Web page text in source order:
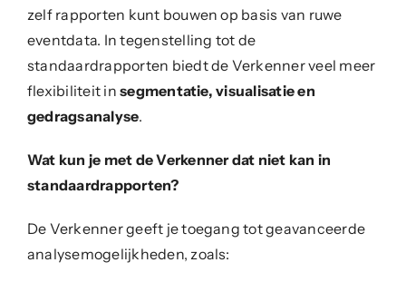
zelf rapporten kunt bouwen op basis van ruwe
eventdata. In tegenstelling tot de
standaardrapporten biedt de Verkenner veel meer
flexibiliteit insegmentatie, visualisatie en
gedragsanalyse.
Wat kun je met de Verkenner dat niet kan in
standaardrapporten?
De Verkenner geeft je toegang tot geavanceerde
analysemogelijkheden, zoals: